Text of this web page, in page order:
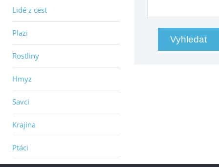
Lidé z cest
Plazi
Rostliny
Hmyz
Savci
Krajina
Ptáci